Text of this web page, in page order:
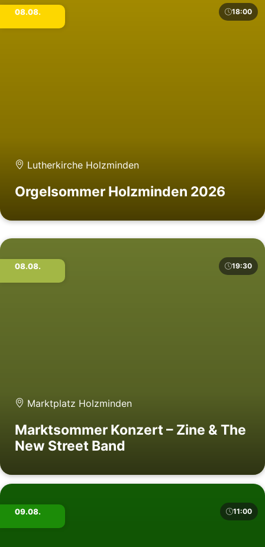
08.08. 18:00
Lutherkirche Holzminden
Orgelsommer Holzminden 2026
08.08. 19:30
Marktplatz Holzminden
Marktsommer Konzert – Zine & The
New Street Band
09.08. 11:00